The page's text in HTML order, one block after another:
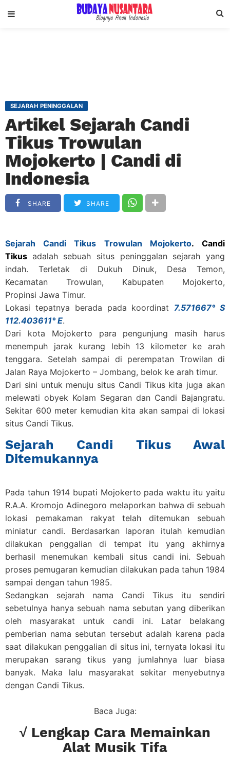
SEJARAH PENINGGALAN
Artikel Sejarah Candi
Tikus Trowulan
Mojokerto | Candi di
Indonesia
SHARE SHARE
Sejarah Candi Tikus Trowulan Mojokerto.Candi
Tikus adalah sebuah situs peninggalan sejarah yang
indah. Terletak di Dukuh Dinuk, Desa Temon,
Kecamatan Trowulan, Kabupaten Mojokerto,
Propinsi Jawa Timur.
Lokasi tepatnya berada pada koordinat 7.571667° S
112.403611° E.
Dari kota Mojokerto para pengunjung masih harus
menempuh jarak kurang lebih 13 kilometer ke arah
tenggara. Setelah sampai di perempatan Trowilan di
Jalan Raya Mojokerto – Jombang, belok ke arah timur.
Dari sini untuk menuju situs Candi Tikus kita juga akan
melewati obyek Kolam Segaran dan Candi Bajangratu.
Sekitar 600 meter kemudian kita akan sampai di lokasi
situs Candi Tikus.
Sejarah Candi Tikus Awal
Ditemukannya
Pada tahun 1914 bupati Mojokerto pada waktu itu yaitu
R.A.A. Kromojo Adinegoro melaporkan bahwa di sebuah
lokasi pemakaman rakyat telah ditemukan sebuah
miniatur candi. Berdasarkan laporan itulah kemudian
dilakukan penggalian di tempat itu yang akhirnya
berhasil menemukan kembali situs candi ini. Sebuah
proses pemugaran kemudian dilakukan pada tahun 1984
sampai dengan tahun 1985.
Sedangkan sejarah nama Candi Tikus itu sendiri
sebetulnya hanya sebuah nama sebutan yang diberikan
oleh masyarakat untuk candi ini. Latar belakang
pemberian nama sebutan tersebut adalah karena pada
saat dilakukan penggalian di situs ini, ternyata lokasi itu
merupakan sarang tikus yang jumlahnya luar biasa
banyak. Maka lalu masyarakat sekitar menyebutnya
dengan Candi Tikus.
Baca Juga:
√ Lengkap Cara Memainkan
Alat Musik Tifa